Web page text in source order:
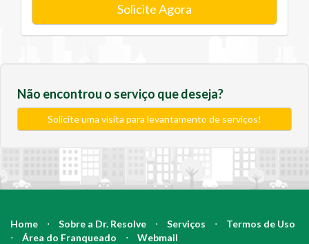
Solicite Agora
Não encontrou o serviço que deseja?
Solicite uma visita para levantamento de serviços!
Home ⋅ Sobre a Dr. Resolve ⋅ Serviços ⋅
Termos de Uso
⋅
Área do Franqueado ⋅
Webmail